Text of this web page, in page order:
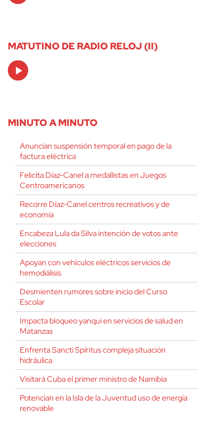
MATUTINO DE RADIO RELOJ (II)
Audio
Player
MINUTO A MINUTO
Anuncian suspensión temporal en pago de la
factura eléctrica
Felicita Díaz-Canel a medallistas en Juegos
Centroamericanos
Recorre Díaz-Canel centros recreativos y de
economía
Encabeza Lula da Silva intención de votos ante
elecciones
Apoyan con vehículos eléctricos servicios de
hemodiálisis
Desmienten rumores sobre inicio del Curso
Escolar
Impacta bloqueo yanqui en servicios de salud en
Matanzas
Enfrenta Sancti Spíritus compleja situación
hidráulica
Visitará Cuba el primer ministro de Namibia
Potencian en la Isla de la Juventud uso de energía
renovable